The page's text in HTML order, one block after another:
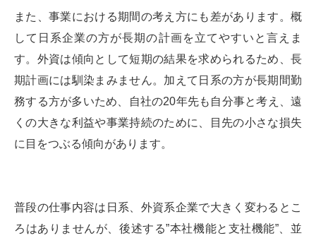
また、事業における期間の考え方にも差があります。概
して日系企業の方が長期の計画を立てやすいと言えま
す。外資は傾向として短期の結果を求められるため、長
期計画には馴染まみません。加えて日系の方が長期間勤
務する方が多いため、自社の20年先も自分事と考え、遠
くの大きな利益や事業持続のために、目先の小さな損失
に目をつぶる傾向があります。
普段の仕事内容は日系、外資系企業で大きく変わるとこ
ろはありませんが、後述する”本社機能と支社機能”、並